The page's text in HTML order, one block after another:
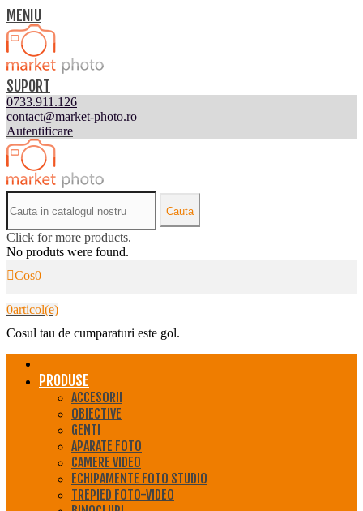
MENIU
SUPORT
0733.911.126
contact@market-photo.ro
Autentificare
Cauta
Click for more products.
No produts were found.
Cos0
0articol(e)
Cosul tau de cumparaturi este gol.
PRODUSE
ACCESORII
OBIECTIVE
GENTI
APARATE FOTO
CAMERE VIDEO
ECHIPAMENTE FOTO STUDIO
TREPIED FOTO-VIDEO